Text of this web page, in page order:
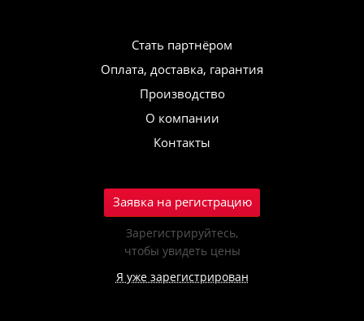
Стать партнёром
Оплата, доставка, гарантия
Производство
О компании
Контакты
Заявка на регистрацию
Зарегистрируйтесь,
чтобы увидеть цены
Я уже зарегистрирован